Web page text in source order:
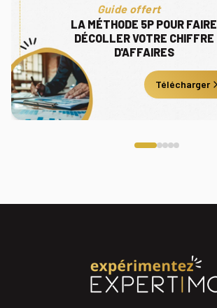
Guide offert
LA MÉTHODE 5P POUR FAIRE
DÉCOLLER VOTRE CHIFFRE
D'AFFAIRES
Télécharger